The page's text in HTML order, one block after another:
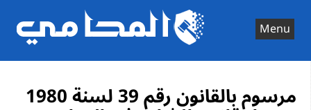
content
Menu
مرسوم بالقانون رقم 39 لسنة 1980